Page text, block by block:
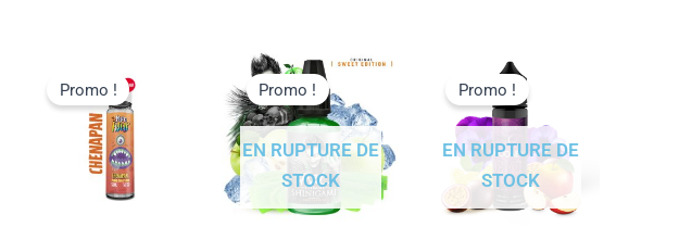
Promo !
EN RUPTURE DE
STOCK
Promo !
EN RUPTURE DE
STOCK
Promo !